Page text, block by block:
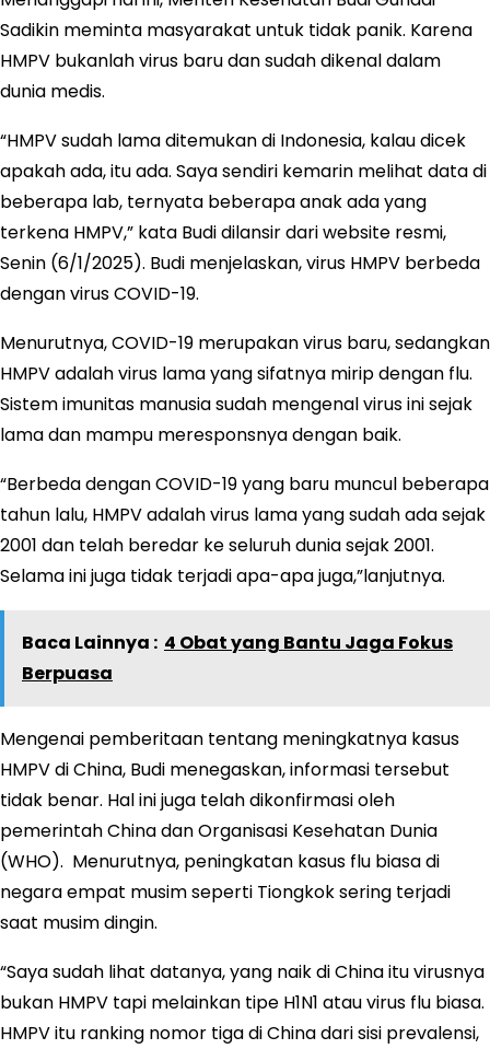
Sadikin meminta masyarakat untuk tidak panik. Karena
HMPV bukanlah virus baru dan sudah dikenal dalam
dunia medis.
“HMPV sudah lama ditemukan di Indonesia, kalau dicek
apakah ada, itu ada. Saya sendiri kemarin melihat data di
beberapa lab, ternyata beberapa anak ada yang
terkena HMPV,” kata Budi dilansir dari website resmi,
Senin (6/1/2025). Budi menjelaskan, virus HMPV berbeda
dengan virus COVID-19.
Menurutnya, COVID-19 merupakan virus baru, sedangkan
HMPV adalah virus lama yang sifatnya mirip dengan flu.
Sistem imunitas manusia sudah mengenal virus ini sejak
lama dan mampu meresponsnya dengan baik.
“Berbeda dengan COVID-19 yang baru muncul beberapa
tahun lalu, HMPV adalah virus lama yang sudah ada sejak
2001 dan telah beredar ke seluruh dunia sejak 2001.
Selama ini juga tidak terjadi apa-apa juga,”lanjutnya.
Baca Lainnya : 4 Obat yang Bantu Jaga Fokus
Berpuasa
Mengenai pemberitaan tentang meningkatnya kasus
HMPV di China, Budi menegaskan, informasi tersebut
tidak benar. Hal ini juga telah dikonfirmasi oleh
pemerintah China dan Organisasi Kesehatan Dunia
(WHO). Menurutnya, peningkatan kasus flu biasa di
negara empat musim seperti Tiongkok sering terjadi
saat musim dingin.
“Saya sudah lihat datanya, yang naik di China itu virusnya
bukan HMPV tapi melainkan tipe H1N1 atau virus flu biasa.
HMPV itu ranking nomor tiga di China dari sisi prevalensi,